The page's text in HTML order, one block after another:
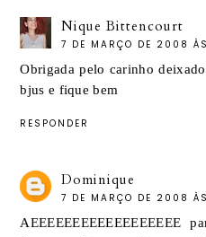
Nique Bittencourt
7 DE MARÇO DE 2008
Obrigada pelo carinho
bjus e fique bem
RESPONDER
Dominique
7 DE MARÇO DE 2008
AEEEEEEEEEEEEEEEEEE